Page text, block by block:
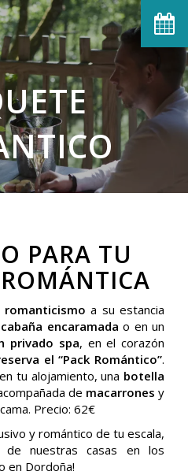
PARA TU
a su estancia
cabaña encaramada o en un
privado spa, en el corazón
el “Pack Romántico”.
tu alojamiento, una botella
de macarrones y
Precio: 62€
y romántico de tu escala,
de nuestras casas en los
en Dordoña!